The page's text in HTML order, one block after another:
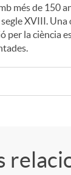
més de 150
XVIII. Una
per la ciència